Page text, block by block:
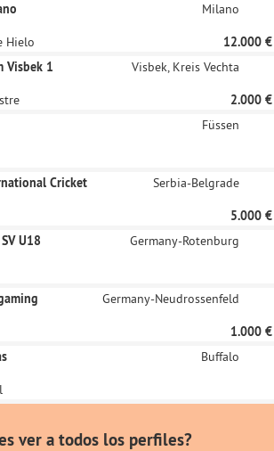
Milano
Hielo
12.000 €
Visbek 1
Visbek, Kreis Vechta
2.000 €
Füssen
Cricket
Serbia-Belgrade
5.000 €
U18
Germany-Rotenburg
Germany-Neudrossenfeld
1.000 €
Buffalo
ver a todos los perfiles?